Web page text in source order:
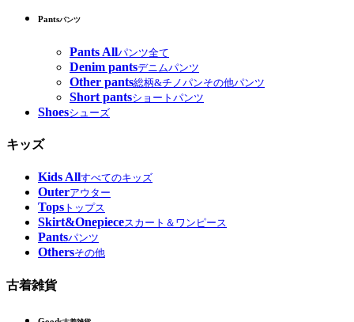
Pantsパンツ
Pants Allパンツ全て
Denim pantsデニムパンツ
Other pants総柄&チノパンその他パンツ
Short pantsショートパンツ
Shoesシューズ
キッズ
Kids Allすべてのキッズ
Outerアウター
Tops トップス
Skirt&Onepieceスカート＆ワンピース
Pantsパンツ
Othersその他
古着雑貨